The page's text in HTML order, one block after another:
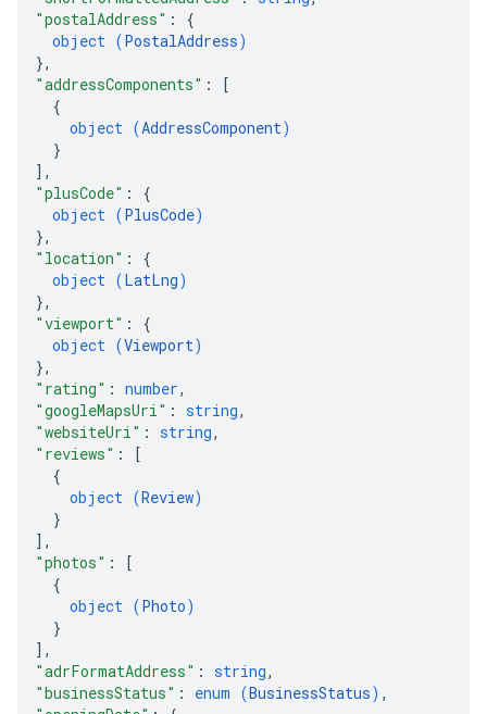
"postalAddress" : {
object (PostalAddress)
},
"addressComponents" :
[
{
object (AddressComponent)
}
] ,
"plusCode" : {
object (PlusCode)
},
"location" : {
object (LatLng)
},
"viewport" : {
object (Viewport)
},
"rating" : number,
"googleMapsUri" : string,
"websiteUri" : string,
"reviews" :
[
{
object (Review)
}
] ,
"photos" :
[
{
object (Photo)
}
] ,
"adrFormatAddress" : string,
"businessStatus" : enum (BusinessStatus) ,